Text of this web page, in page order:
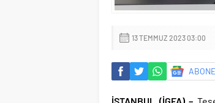
13 TEMMUZ 2023 03:00